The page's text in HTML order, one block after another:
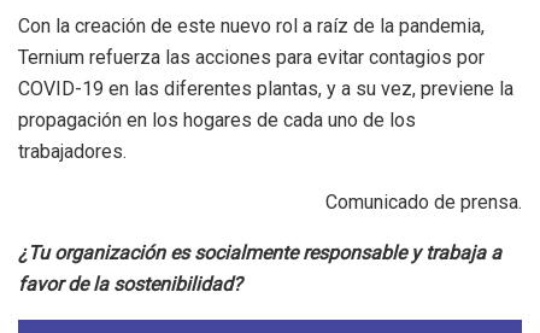
Con la creación de este nuevo rol a raíz de la pandemia,
Ternium refuerza las acciones para evitar contagios por
COVID-19 en las diferentes plantas, y a su vez, previene la
propagación en los hogares de cada uno de los
trabajadores.
Comunicado de prensa.
¿Tu organización es socialmente responsable y trabaja a
favor de la sostenibilidad?